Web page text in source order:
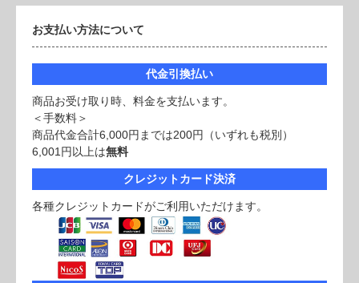
お支払い方法について
代金引換払い
商品お受け取り時、料金を支払います。
＜手数料＞
商品代金合計6,000円までは200円（いずれも税別）
6,001円以上は無料
クレジットカード決済
各種クレジットカードがご利用いただけます。